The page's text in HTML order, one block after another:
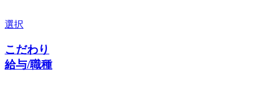
選択
こだわり
給与/職種